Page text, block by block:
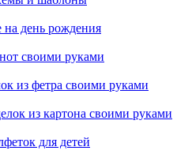
на день рождения
своими руками
из фетра своими руками
из картона своими руками
для детей